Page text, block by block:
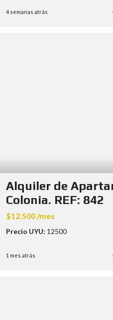
4 semanas atrás
Alquiler de
Colonia. REF: 842
$12.500 /mes
Precio UYU: 12500
1 mes atrás